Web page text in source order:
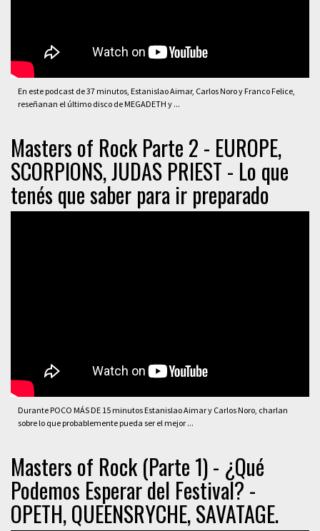
En este podcast de 37 minutos, Estanislao Aimar, Carlos Noro y Franco Felice,
reseñanan el último disco de MEGADETH y ...
Masters of Rock Parte 2 - EUROPE,
SCORPIONS, JUDAS PRIEST - Lo que
tenés que saber para ir preparado
Durante POCO MÁS DE 15 minutos Estanislao Aimar y Carlos Noro, charlan
sobre lo que probablemente pueda ser el mejor ...
Masters of Rock (Parte 1) - ¿Qué
Podemos Esperar del Festival? -
OPETH, QUEENSRYCHE, SAVATAGE.